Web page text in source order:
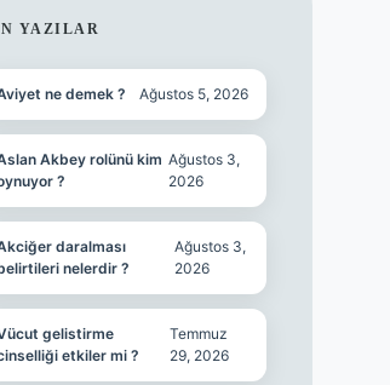
YAZILAR
ne demek ? Ağustos 5, 2026
Akbey rolünü kim
?
Ağustos 3,
2026
daralması
nelerdir ?
Ağustos 3,
2026
gelistirme
etkiler mi ?
Temmuz
29, 2026